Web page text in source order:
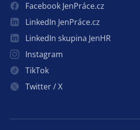
Facebook JenPráce.cz
LinkedIn JenPráce.cz
LinkedIn skupina JenHR
Instagram
TikTok
Twitter / X